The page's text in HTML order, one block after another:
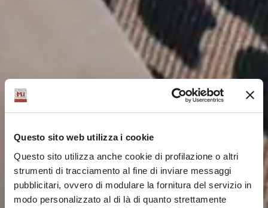
Questo sito web utilizza i cookie
Questo sito utilizza anche cookie di profilazione o altri
strumenti di tracciamento al fine di inviare messaggi
pubblicitari, ovvero di modulare la fornitura del servizio in
modo personalizzato al di là di quanto strettamente